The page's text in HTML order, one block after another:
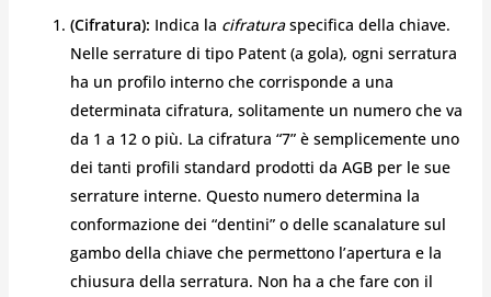
(Cifratura): Indica la cifraturaspecifica della chiave.
Nelle serrature di tipo Patent (a gola), ogni serratura
ha un profilo interno che corrisponde a una
determinata cifratura, solitamente un numero che va
da 1 a 12 o più. La cifratura “7” è semplicemente uno
dei tanti profili standard prodotti da AGB per le sue
serrature interne. Questo numero determina la
conformazione dei “dentini” o delle scanalature sul
gambo della chiave che permettono l’apertura e la
chiusura della serratura. Non ha a che fare con il